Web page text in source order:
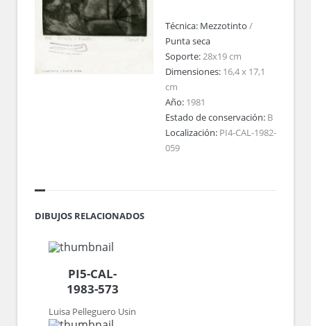
Técnica: Mezzotinto /
Punta seca
Soporte:28x19 cm
Dimensiones: 16,4 x 17,1
cm
Año: 1981
Estado de conservación: B
Localización: PI4-CAL-1982-
059
DIBUJOS RELACIONADOS
PI5-CAL-
1983-573
Luisa Pelleguero Usin